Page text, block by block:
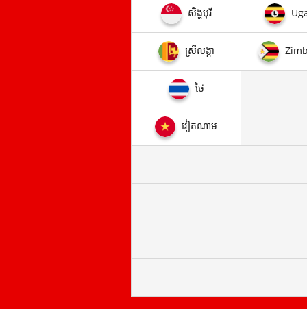
សិង្ហបុរី
ស្រី​លង្កា
ថៃ
វៀតណាម​